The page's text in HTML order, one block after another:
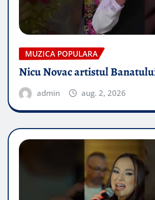
MUZICA POPULARA
Nicu Novac artistul
admin aug. 2, 2026